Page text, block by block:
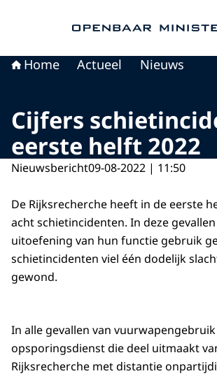
Home Actueel Nieuws
Cijfers
eerste helft 2022
Nieuwsbericht09-08-2022 | 11:50
De Rijksrecherche heeft in de eerste
acht schietincidenten. In deze
uitoefening van hun functie gebruik
schietincidenten viel één dodelijk
gewond.
In alle gevallen van
opsporingsdienst die deel uitmaakt
Rijksrecherche met distantie